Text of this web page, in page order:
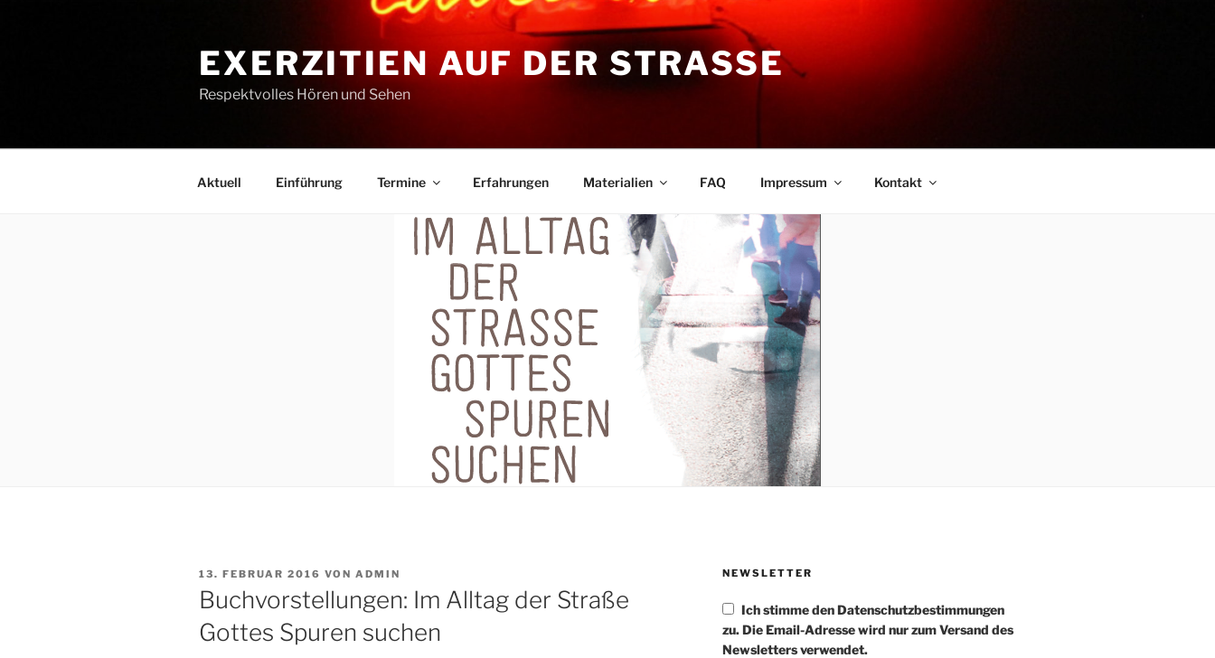
EXERZITIEN AUF DER STRASSE
Respektvolles Hören und Sehen
Aktuell Einführung Termine Erfahrungen Materialien FAQ Impressum Kontakt
VERÖFFENTLICHT
AM
13. FEBRUAR 2016 VON ADMIN
Buchvorstellungen: Im Alltag der Straße
Gottes Spuren suchen
NEWSLETTER
Ich stimme den Datenschutzbestimmungen
zu. Die Email-Adresse wird nur zum Versand des
Newsletters verwendet.